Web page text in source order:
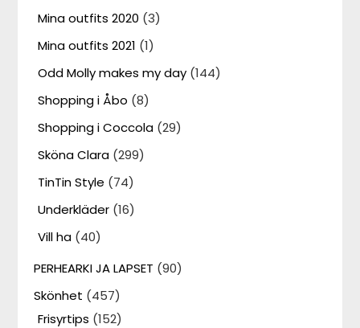
Mina outfits 2020 (3)
Mina outfits 2021 (1)
Odd Molly makes my day (144)
Shopping i Åbo (8)
Shopping i Coccola (29)
Sköna Clara (299)
TinTin Style (74)
Underkläder (16)
Vill ha (40)
PERHEARKI JA LAPSET (90)
Skönhet (457)
Frisyrtips (152)